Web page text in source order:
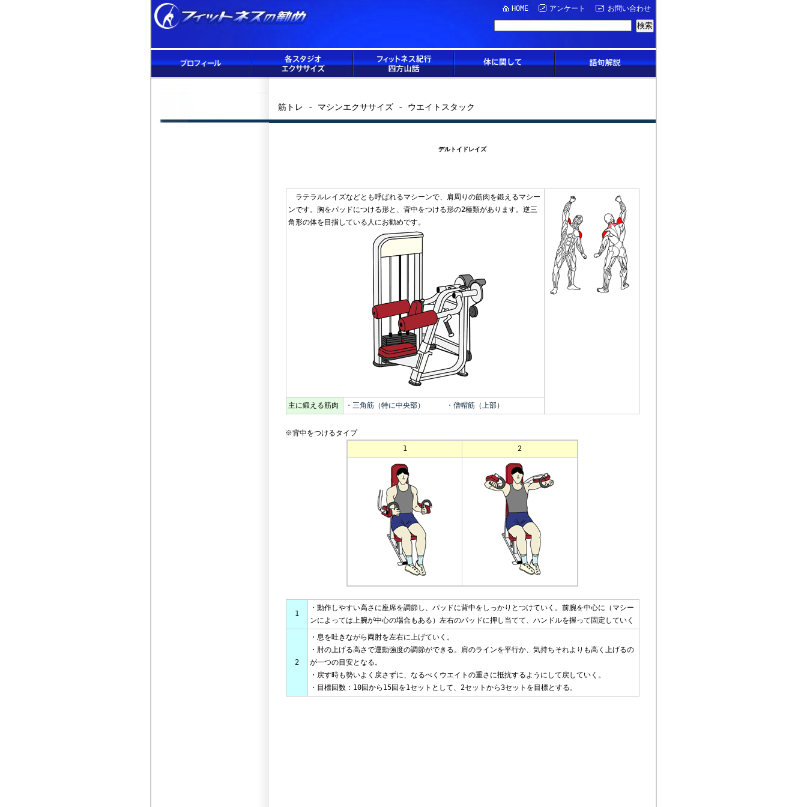
HOME アンケート お問い合わせ
筋トレ - マシンエクササイズ - ウエイトスタック
デルトイドレイズ
ラテラルレイズなどとも呼ばれるマシーンで、肩周りの筋肉を鍛えるマシー
ンです。胸をパッドにつける形と、背中をつける形の2種類があります。逆三
角形の体を目指している人にお勧めです。
主に鍛える筋肉 ・ 三角筋（特に中央部） ・ 僧帽筋（上部）
※背中をつけるタイプ
1
2
1
・動作しやすい高さに座席を調節し、パッドに背中をしっかりとつけていく。前腕を中心に（マシー
ンによっては上腕が中心の場合もある）左右のパッドに押し当てて、ハンドルを握って固定していく
2
・息を吐きながら両肘を左右に上げていく。
・肘の上げる高さで運動強度の調節ができる。肩のラインを平行か、気持ちそれよりも高く上げるの
が一つの目安となる。
・戻す時も勢いよく戻さずに、なるべくウエイトの重さに抵抗するようにして戻していく。
・目標回数：10回から15回を1セットとして、2セットから3セットを目標とする。